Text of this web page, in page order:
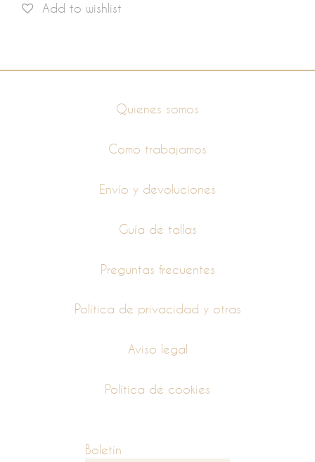
Add to wishlist
Quienes somos
Como trabajamos
Envío y devoluciones
Guía de tallas
Preguntas frecuentes
Política de privacidad y otras
Aviso legal
Política de cookies
Boletín